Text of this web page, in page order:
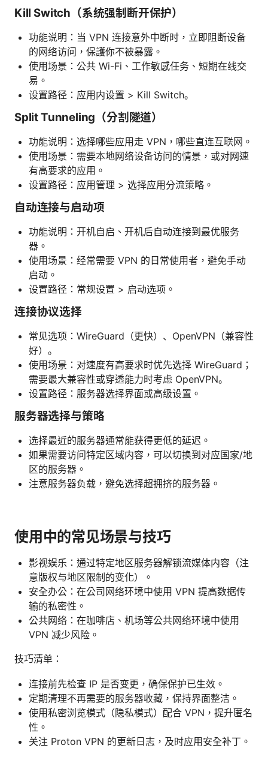
Kill Switch（系统强制断开保护）
功能说明：当 VPN 连接意外中断时，立即阻断设备
的网络访问，保護你不被暴露。
使用场景：公共 Wi-Fi、工作敏感任务、短期在线交
易。
设置路径：应用内设置 > Kill Switch。
Split Tunneling（分割隧道）
功能说明：选择哪些应用走 VPN，哪些直连互联网。
使用场景：需要本地网络设备访问的情景，或对网速
有高要求的应用。
设置路径：应用管理 > 选择应用分流策略。
自动连接与启动项
功能说明：开机自启、开机后自动连接到最优服务
器。
使用场景：经常需要 VPN 的日常使用者，避免手动
启动。
设置路径：常规设置 > 启动选项。
连接协议选择
常见选项：WireGuard（更快）、OpenVPN（兼容性
好）。
使用场景：对速度有高要求时优先选择 WireGuard；
需要最大兼容性或穿透能力时考虑 OpenVPN。
设置路径：服务器选择界面或高级设置。
服务器选择与策略
选择最近的服务器通常能获得更低的延迟。
如果需要访问特定区域内容，可以切换到对应国家/地
区的服务器。
注意服务器负载，避免选择超拥挤的服务器。
使用中的常见场景与技巧
影视娱乐：通过特定地区服务器解锁流媒体内容（注
意版权与地区限制的变化）。
安全办公：在公司网络环境中使用 VPN 提高数据传
输的私密性。
公共网络：在咖啡店、机场等公共网络环境中使用
VPN 减少风险。
技巧清单：
连接前先检查 IP 是否变更，确保保护已生效。
定期清理不再需要的服务器收藏，保持界面整洁。
使用私密浏览模式（隐私模式）配合 VPN，提升匿名
性。
关注 Proton VPN 的更新日志，及时应用安全补丁。